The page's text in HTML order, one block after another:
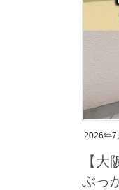
2026年7
【
ぶっ